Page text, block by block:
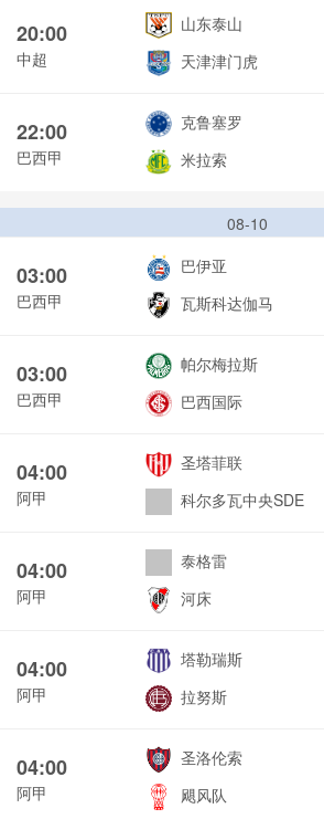
20:00
中超
山东泰山
天津津门虎
22:00
巴西甲
克鲁塞罗
米拉索
08-10
03:00
巴西甲
巴伊亚
瓦斯科达伽马
03:00
巴西甲
帕尔梅拉斯
巴西国际
04:00
阿甲
圣塔菲联
科尔多瓦中央SDE
04:00
阿甲
泰格雷
河床
04:00
阿甲
塔勒瑞斯
拉努斯
04:00
阿甲
圣洛伦索
飓风队